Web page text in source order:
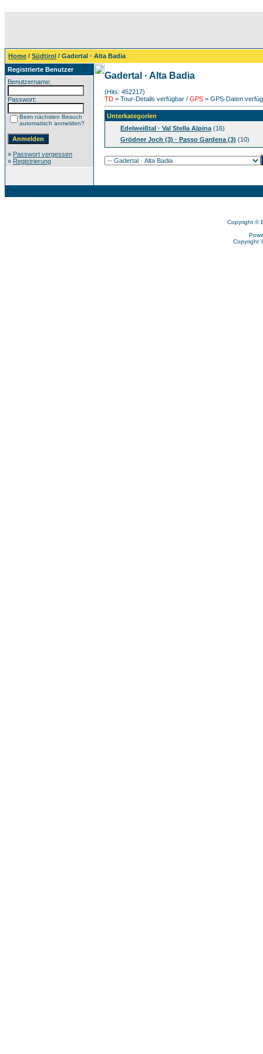
Home / Südtirol / Gadertal · Alta Badia
Registrierte Benutzer
Benutzername:
Passwort:
Beim nächsten Besuch
automatisch anmelden?
» Passwort vergessen
» Registrierung
Gadertal · Alta Badia
(Hits: 452217)
TD = Tour-Details verfügbar / GPS = GPS-Daten
Unterkategorien
Edelweißtal · Val Stella Alpina (16)
Grödner Joch (3) · Passo Gardena (3) (10)
Copyright ©
Copyright